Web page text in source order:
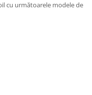
cu următoarele modele de